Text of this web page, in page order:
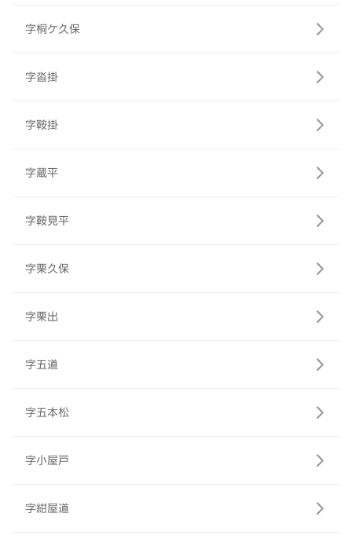
字桐ケ久保
字沓掛
字鞍掛
字蔵平
字鞍見平
字栗久保
字栗出
字五道
字五本松
字小屋戸
字紺屋道